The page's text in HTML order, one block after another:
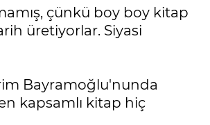
çünkü boy boy kitap
üretiyorlar. Siyasi
Bayramoğlu'nunda
kapsamlı kitap hiç